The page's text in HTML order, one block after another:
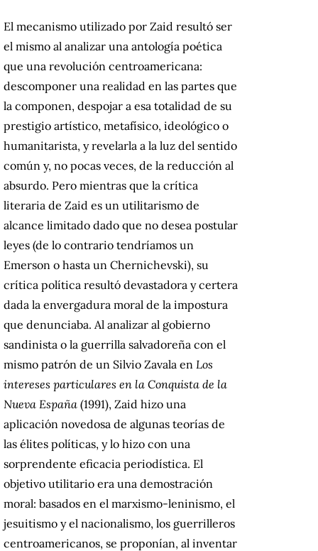
El mecanismo utilizado por Zaid resultó ser
el mismo al analizar una antología poética
que una revolución centroamericana:
descomponer una realidad en las partes que
la componen, despojar a esa totalidad de su
prestigio artístico, metafísico, ideológico o
humanitarista, y revelarla a la luz del sentido
común y, no pocas veces, de la reducción al
absurdo. Pero mientras que la crítica
literaria de Zaid es un utilitarismo de
alcance limitado dado que no desea postular
leyes (de lo contrario tendríamos un
Emerson o hasta un Chernichevski), su
crítica política resultó devastadora y certera
dada la envergadura moral de la impostura
que denunciaba. Al analizar al gobierno
sandinista o la guerrilla salvadoreña con el
mismo patrón de un Silvio Zavala en Los
intereses particulares en la Conquista de la
Nueva España (1991), Zaid hizo una
aplicación novedosa de algunas teorías de
las élites políticas, y lo hizo con una
sorprendente eficacia periodística. El
objetivo utilitario era una demostración
moral: basados en el marxismo-leninismo, el
jesuitismo y el nacionalismo, los guerrilleros
centroamericanos, se proponían, al inventar